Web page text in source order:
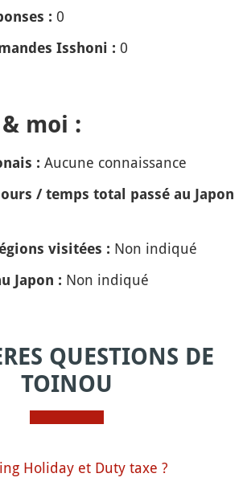
: 0
Isshoni : 0
moi :
: Aucune connaissance
/ temps total passé au Japon
visitées : Non indiqué
Japon : Non indiqué
QUESTIONS DE
TOINOU
Holiday et Duty taxe ?